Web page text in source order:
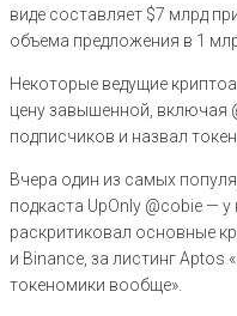
виде составляет $7 млрд
объема предложения в 1
Некоторые ведущие
цену завышенной, включая
подписчиков и назвал токен
Вчера один из самых
подкаста UpOnly @cobie —
раскритиковал основные
и Binance, за листинг Aptos
токеномики вообще».